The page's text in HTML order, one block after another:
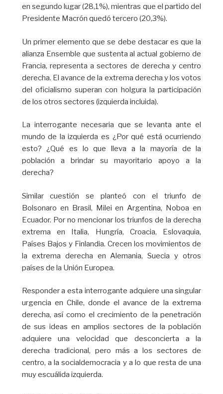
en segundo lugar (28,1%), mientras que el partido del
Presidente Macrón quedó tercero (20,3%).
Un primer elemento que se debe destacar es que la
alianza Ensemble que sustenta al actual gobierno de
Francia, representa a sectores de derecha y centro
derecha. El avance de la extrema derecha y los votos
del oficialismo superan con holgura la participación
de los otros sectores (izquierda incluida).
La interrogante necesaria que se levanta ante el
mundo de la izquierda es ¿Por qué está ocurriendo
esto? ¿Qué es lo que lleva a la mayoría de la
población a brindar su mayoritario apoyo a la
derecha?
Similar cuestión se planteó con el triunfo de
Bolsonaro en Brasil, Milei en Argentina, Noboa en
Ecuador. Por no mencionar los triunfos de la derecha
extrema en Italia, Hungría, Croacia, Eslovaquia,
Países Bajos y Finlandia. Crecen los movimientos de
la extrema derecha en Alemania, Suecia y otros
países de la Unión Europea.
Responder a esta interrogante adquiere una singular
urgencia en Chile, donde el avance de la extrema
derecha, así como el crecimiento de la penetración
de sus ideas en amplios sectores de la población
adquiere una velocidad que desconcierta a la
derecha tradicional, pero más a los sectores de
centro, a la socialdemocracia y a lo que resta de una
muy escuálida izquierda.